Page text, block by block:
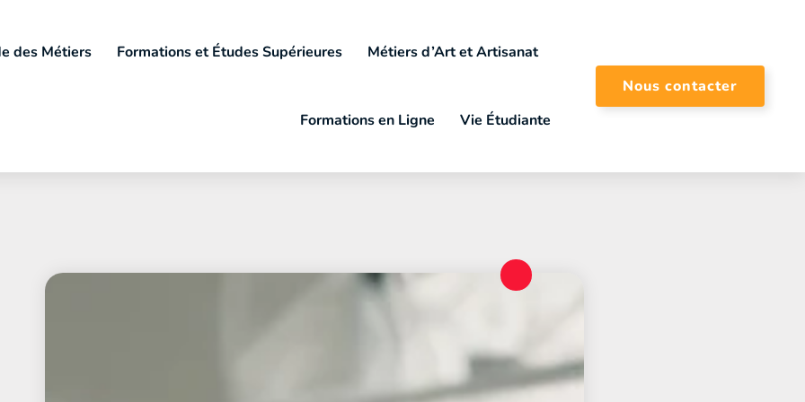
des Métiers Formations et Études Supérieures Métiers d’Art et Artisanat
Formations en Ligne Vie Étudiante
Nous contacter